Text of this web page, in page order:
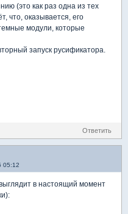
(это как раз одна из тех
что, оказывается, его
модули, которые
запуск русификатора.
Ответить
05:12
в настоящий момент